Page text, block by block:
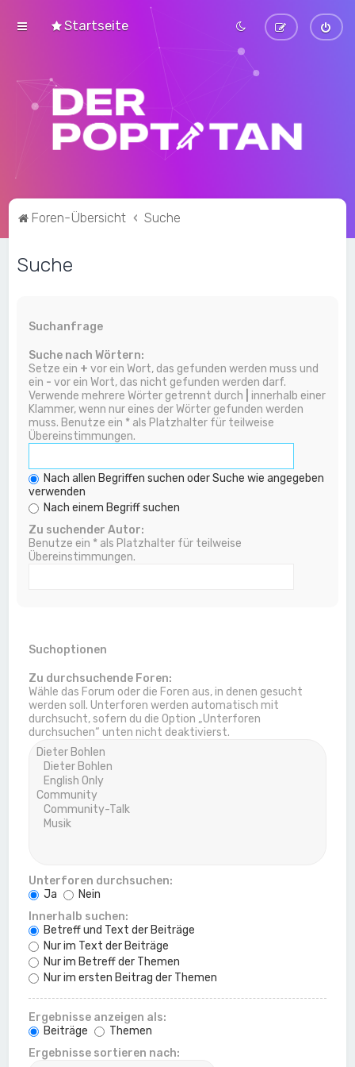
Startseite
Foren-Übersicht Suche
Suche
Suchanfrage
Suche nach Wörtern:
Setze ein + vor ein Wort, das gefunden werden muss und
ein - vor ein Wort, das nicht gefunden werden darf.
Verwende mehrere Wörter getrennt durch
innerhalb einer
Klammer, wenn nur eines der Wörter gefunden werden
muss. Benutze ein * als Platzhalter für teilweise
Übereinstimmungen.
Nach allen Begriffen suchen oder Suche wie angegeben
verwenden
Nach einem Begriff suchen
Zu suchender Autor:
Benutze ein * als Platzhalter für teilweise
Übereinstimmungen.
Suchoptionen
Zu durchsuchende Foren:
Wähle das Forum oder die Foren aus, in denen gesucht
werden soll. Unterforen werden automatisch mit
durchsucht, sofern du die Option „Unterforen
durchsuchen“ unten nicht deaktivierst.
Unterforen durchsuchen:
Ja
Nein
Innerhalb suchen:
Betreff und Text der Beiträge
Nur im Text der Beiträge
Nur im Betreff der Themen
Nur im ersten Beitrag der Themen
Ergebnisse anzeigen als:
Beiträge
Themen
Ergebnisse sortieren nach: